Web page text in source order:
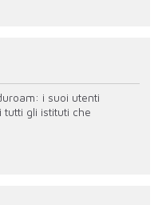
i suoi utenti
tutti gli istituti che